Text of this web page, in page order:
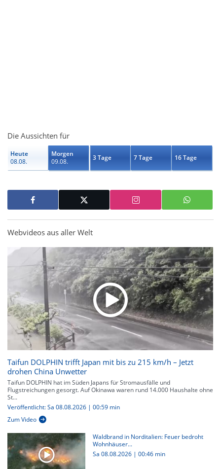
Die Aussichten für
Heute
08.08.
Morgen
09.08.
3 Tage 7 Tage 16 Tage
Webvideos aus aller Welt
Taifun DOLPHIN trifft Japan mit bis zu 215 km/h – Jetzt
drohen China Unwetter
Taifun DOLPHIN hat im Süden Japans für Stromausfälle und
Flugstreichungen gesorgt. Auf Okinawa waren rund 14.000 Haushalte ohne
St...
Veröffentlicht: Sa 08.08.2026 | 00:59 min
Zum Video
Waldbrand in Norditalien: Feuer bedroht
Wohnhäuser...
Sa 08.08.2026 | 00:46 min